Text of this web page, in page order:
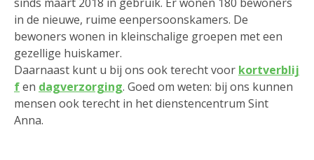
in de nieuwe, ruime eenpersoonskamers. De
bewoners wonen in kleinschalige groepen met een
gezellige huiskamer.
Daarnaast kunt u bij ons ook terecht voor kortverblij
fen dagverzorging. Goed om weten: bij ons kunnen
mensen ook terecht in het dienstencentrum Sint
Anna.